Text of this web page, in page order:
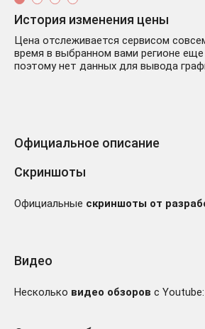
Призрачная свобода
DLC: PHANTOM
История изменения цены
Цена отслеживается сервисом
время в выбранном вами регионе еще
поэтому нет данных для вывода
Официальное описание
Скриншоты
Официальные скриншоты от
Видео
Несколько видео обзоров с Youtube: